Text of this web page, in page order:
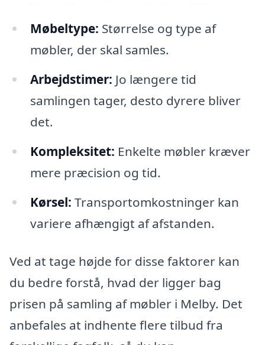
Møbeltype: Størrelse og type af
møbler, der skal samles.
Arbejdstimer: Jo længere tid
samlingen tager, desto dyrere bliver
det.
Kompleksitet: Enkelte møbler kræver
mere præcision og tid.
Kørsel: Transportomkostninger kan
variere afhængigt af afstanden.
Ved at tage højde for disse faktorer kan
du bedre forstå, hvad der ligger bag
prisen på samling af møbler i Melby. Det
anbefales at indhente flere tilbud fra